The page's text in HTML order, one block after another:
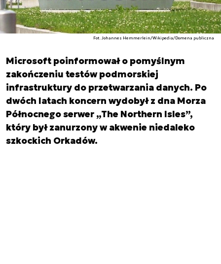
Fot. Johannes Hemmerlein/Wikipedia/Domena publiczna
Microsoft poinformował o pomyślnym
zakończeniu testów podmorskiej
infrastruktury do przetwarzania danych. Po
dwóch latach koncern wydobył z dna Morza
Północnego serwer „The Northern Isles”,
który był zanurzony w akwenie niedaleko
szkockich Orkadów.